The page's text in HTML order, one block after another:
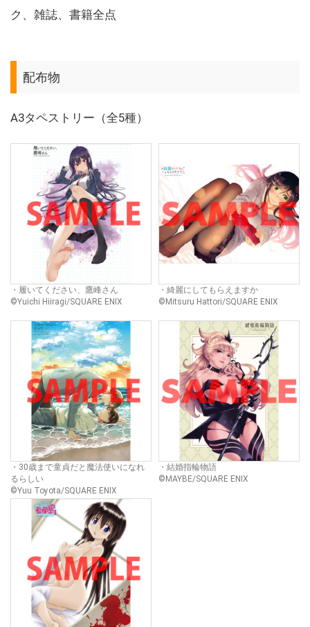
ク、雑誌、書籍全点
配布物
A3タペストリー（全5種）
・履いてください、鷹峰さん
©Yuichi Hiiragi/SQUARE ENIX
・綺麗にしてもらえますか
©Mitsuru Hattori/SQUARE ENIX
・30歳まで童貞だと魔法使いになれ
るらしい
©Yuu Toyota/SQUARE ENIX
・結婚指輪物語
©MAYBE/SQUARE ENIX